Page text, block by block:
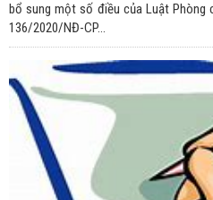
bổ sung một số điều của Luật Phòng
136/2020/NĐ-CP...